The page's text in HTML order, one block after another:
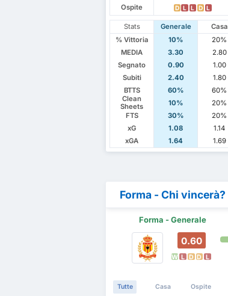
Ospite
D L L D L
Stats Generale Casa
% Vittoria
10% 20%
MEDIA
3.30 2.80
Segnato
0.90 1.00
Subiti
2.40 1.80
BTTS
60% 60%
Clean
Sheets
10% 20%
FTS
30% 20%
xG
1.08 1.14
xGA
1.64 1.69
Forma - Chi vincerà?
Forma - Generale
0.60
W L D D L
Tutte Casa Ospite